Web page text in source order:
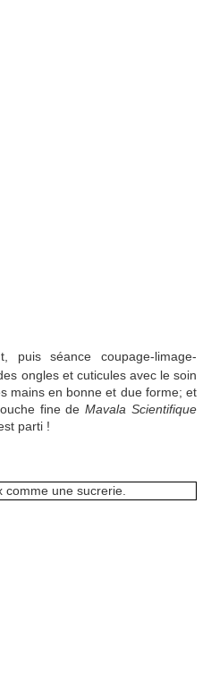
puis séance coupage-limage-
ongles et cuticules avec le soin
mains en bonne et due forme; et
fine deMavala Scientifique
parti !